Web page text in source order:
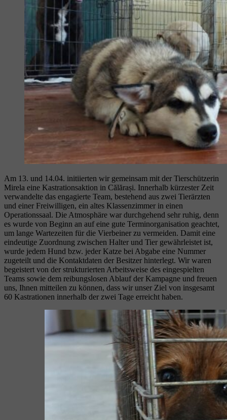
Am 13. und 14.04. initiierten wir gemeinsam mit der Tierschützerin
Mirela eine Kastrationsaktion in Călărași. Innerhalb kürzester Zeit
verwandelte das engagierte Team, bestehend aus zwei Tierärzten
und einer Freiwilligen, ein altes Klassenzimmer in einen
Operationssaal. Die Atmosphäre war durchgehend sehr ruhig, denn
es wurde von Beginn an auf eine gute Terminorganisation geachtet,
um lange Wartezeiten für die Vierbeiner zu vermeiden. Damit eine
eindeutige Zuordnung zwischen Halter und Tier gewährleistet ist,
wurde jedem Hund bzw. jeder Katze bei Abgabe eine Nummer
zugeteilt und die Kontaktdaten der Besitzer hinterlegt. Wir waren
begeistert von der strukturierten Arbeitsweise des eingespielten
Teams sowie dem reibungslosen Ablauf der Kampagne und freuen
uns, Ihnen mitteilen zu können, dass wir unser Ziel von insgesamt
60 Kastrationen innerhalb der zwei Tage erreicht haben.